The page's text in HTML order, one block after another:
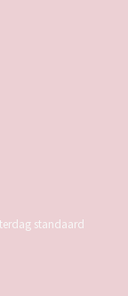
standaard